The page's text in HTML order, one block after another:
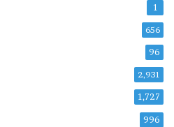
1
656
96
2,931
1,727
996